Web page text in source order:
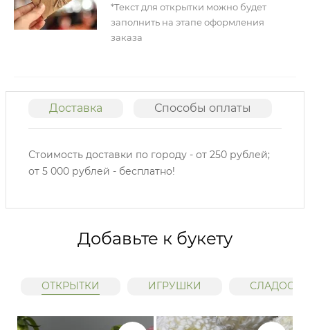
*Текст для открытки можно будет
заполнить на этапе оформления
заказа
Доставка Способы оплаты
Стоимость доставки по городу - от 250 рублей;
от 5 000 рублей - бесплатно!
Добавьте к букету
ОТКРЫТКИ ИГРУШКИ СЛАДОСТИ